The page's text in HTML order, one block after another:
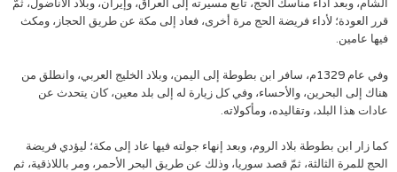
الشام، وبعد أداء مناسك الحج، تابع مسيرته إلى العراق، وإيران، وبلاد الأناضول، ثمّ
قرر العودة؛ لأداء فريضة الحج مرة أخرى، فعاد إلى مكة عن طريق الحجاز، ومكث
فيها عامين.
وفي عام 1329م، سافر ابن بطوطة إلى اليمن، وبلاد الخليج العربي، وانطلق من
هناك إلى البحرين، والأحساء، وفي كل زيارة له إلى بلد معين، كان يتحدث عن
عادات هذا البلد، وتقاليده، ومأكولاته.
كما زار ابن بطوطة بلاد الروم، وبعد إنهاء جولته فيها عاد إلى مكة؛ ليؤدي فريضة
الحج للمرة الثالثة، ثمّ قصد سوريا، وذلك عن طريق البحر الأحمر، ومر باللاذقية، ثم